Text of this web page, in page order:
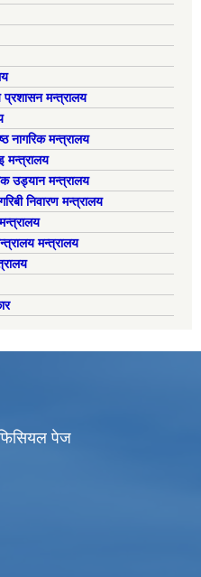
प्रशासन मन्त्रालय
नागरिक मन्त्रालय
मन्त्रालय
उड्यान मन्त्रालय
निवारण मन्त्रालय
मन्त्रालय
पेज